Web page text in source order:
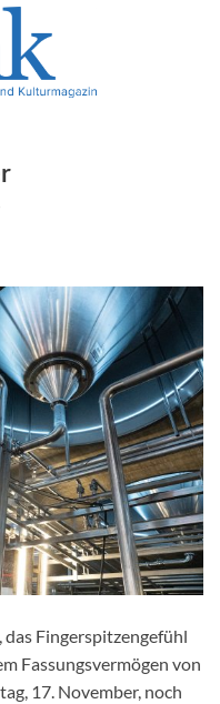
Fingerspitzengefühl
Fassungsvermögen von
17. November, noch